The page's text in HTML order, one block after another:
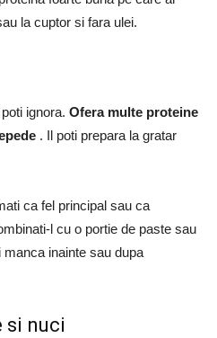
la cuptor si fara ulei.
ignora. Ofera multe proteine
. Il poti prepara la gratar
ca fel principal sau ca
l cu o portie de paste sau
inainte sau dupa
si nuci